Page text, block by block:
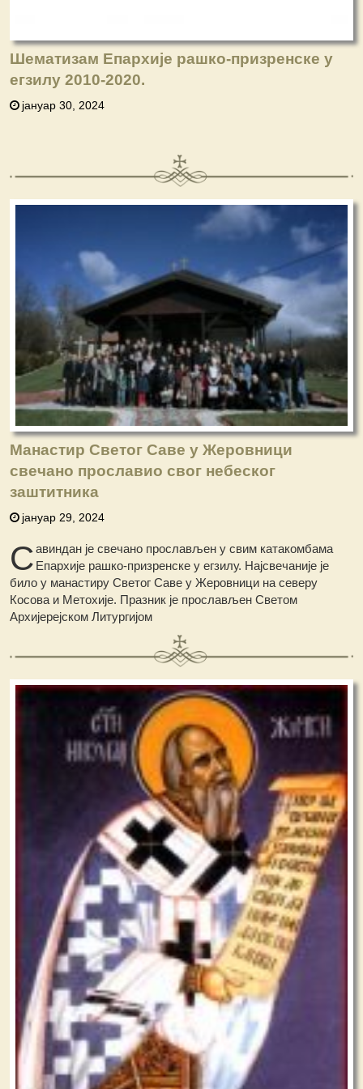
Шематизам Епархије рашко-призренске у
егзилу 2010-2020.
јануар 30, 2024
Манастир Светог Саве у Жеровници
свечано прославио свог небеског
заштитника
јануар 29, 2024
Савиндан је свечано прослављен у свим катакомбама
Епархије рашко-призренске у егзилу. Најсвечаније је
било у манастиру Светог Саве у Жеровници на северу
Косова и Метохије. Празник је прослављен Светом
Архијерејском Литургијом